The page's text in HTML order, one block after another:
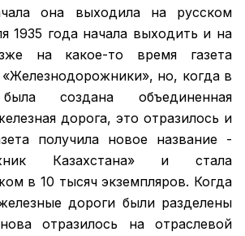
она выходила на русском
1935 года начала выходить и на
на какое-то время газета
но, когда в
создана объединенная
дорога, это отразилось и
получила новое название -
Казахстана» и стала
в 10 тысяч экземпляров. Когда
дороги были разделены
отразилось на отраслевой